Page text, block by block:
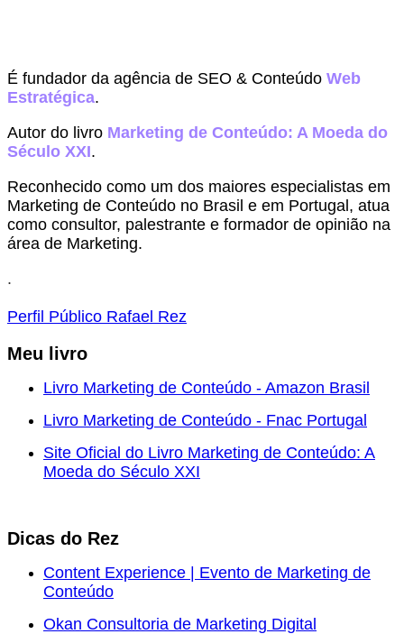
É fundador da agência de SEO & Conteúdo Web
Estratégica.
Autor do livro Marketing de Conteúdo: A Moeda do
Século XXI.
Reconhecido como um dos maiores especialistas em
Marketing de Conteúdo no Brasil e em Portugal, atua
como consultor, palestrante e formador de opinião na
área de Marketing.
.
Perfil Público Rafael Rez
Meu livro
Livro Marketing de Conteúdo - Amazon Brasil
Livro Marketing de Conteúdo - Fnac Portugal
Site Oficial do Livro Marketing de Conteúdo: A
Moeda do Século XXI
Dicas do Rez
Content Experience | Evento de Marketing de
Conteúdo
Okan Consultoria de Marketing Digital